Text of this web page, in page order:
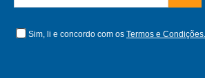
Sim, li e concordo com os Termos e Condições.